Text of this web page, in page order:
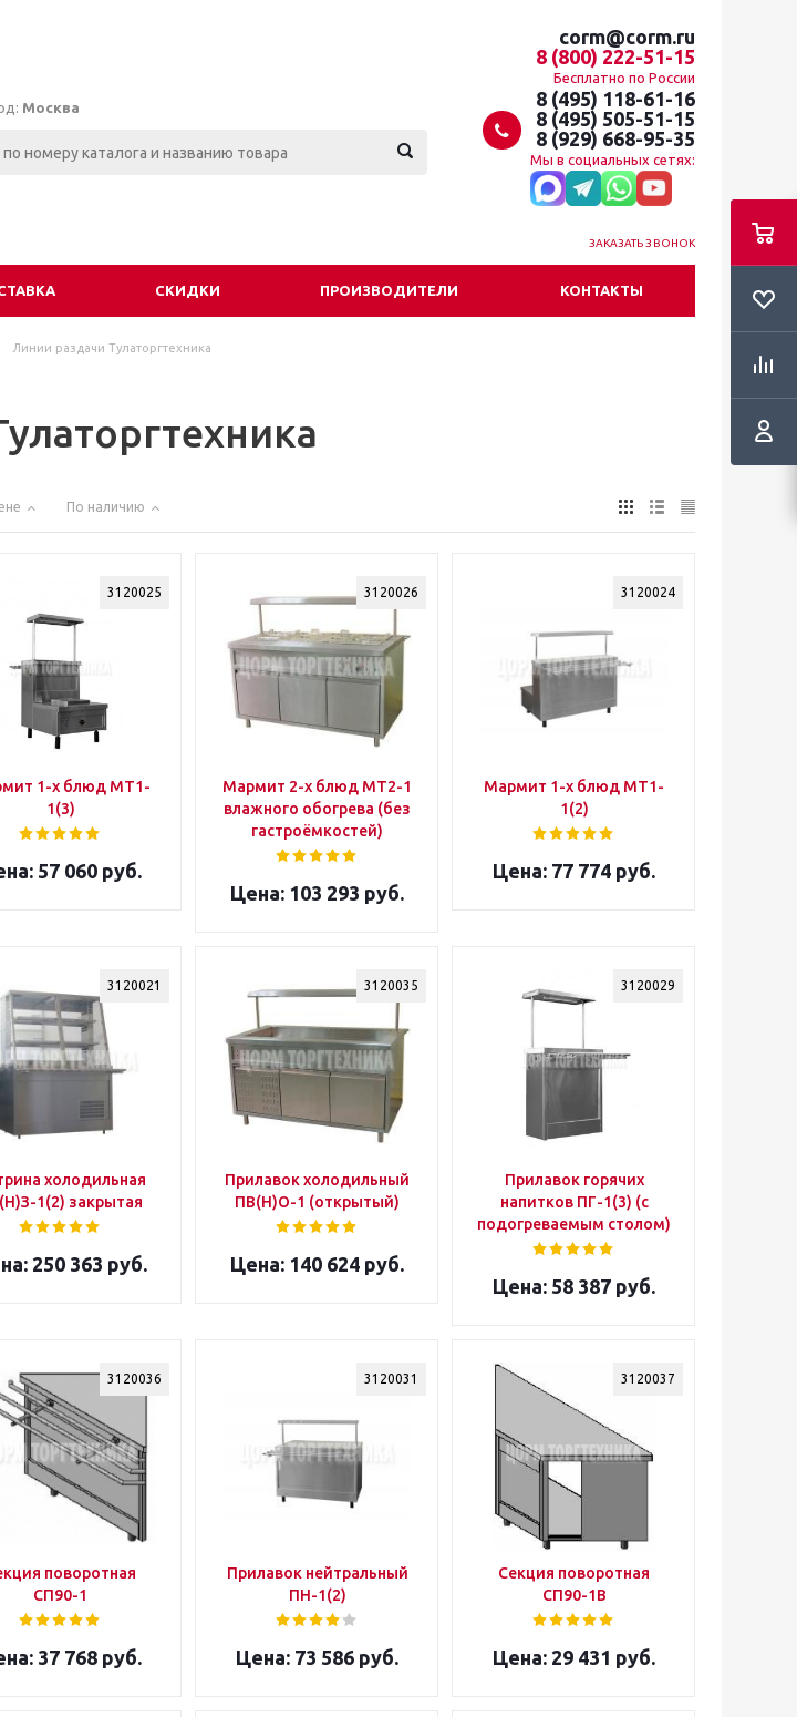
Москва
corm@corm.ru
8 (800) 222-51-15
Бесплатно по России
8 (495) 118-61-16
8 (495) 505-51-15
8 (929) 668-95-35
Мы в социальных сетях:
ЗАКАЗАТЬ ЗВОНОК
СКИДКИ ПРОИЗВОДИТЕЛИ КОНТАКТЫ
Линии раздачи Тулаторгтехника
По наличию
3120025
1-х блюд МТ1-
1(3)
57 060 руб.
3120026
Мармит 2-х блюд МТ2-1
влажного обогрева (без
гастроёмкостей)
103 293 руб.
3120024
Мармит 1-х блюд МТ1-
1(2)
77 774 руб.
3120021
холодильная
1(2) закрытая
250 363 руб.
3120035
Прилавок холодильный
ПВ(Н)О-1 (открытый)
140 624 руб.
3120029
Прилавок горячих
напитков ПГ-1(3) (с
подогреваемым столом)
58 387 руб.
3120036
поворотная
СП90-1
37 768 руб.
3120031
Прилавок нейтральный
ПН-1(2)
73 586 руб.
3120037
Секция поворотная
СП90-1В
29 431 руб.